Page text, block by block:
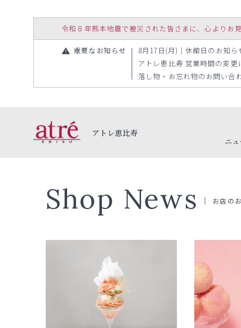
令和８年熊本地震で被災された皆さまに、心よりお
重要なお知らせ
8月17日(月)｜休館日のお知ら
アトレ恵比寿 営業時間の変更
落し物・お忘れ物のお問い合
アトレ恵比寿
ニュ
Shop News お店の